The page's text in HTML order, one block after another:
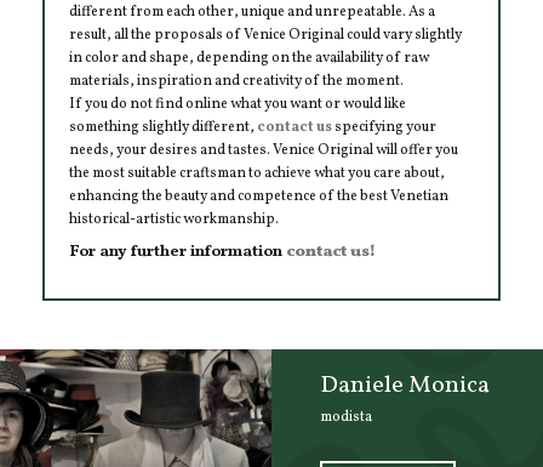
different from each other, unique and unrepeatable. As a
result, all the proposals of Venice Original could vary slightly
in color and shape, depending on the availability of raw
materials, inspiration and creativity of the moment.
If you do not find online what you want or would like
something slightly different, contact usspecifying your
needs, your desires and tastes. Venice Original will offer you
the most suitable craftsman to achieve what you care about,
enhancing the beauty and competence of the best Venetian
historical-artistic workmanship.
For any further information contact us!
Daniele Monica
modista